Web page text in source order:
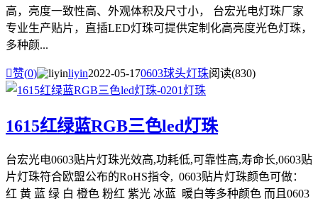
高，亮度一致性高、外观体积及尺寸小， 台宏光电灯珠厂家
专业生产贴片，直插LED灯珠可提供定制化高亮度光色灯珠，
多种颜...
赞(0) liyin2022-05-170603球头灯珠阅读(830)
1615红绿蓝RGB三色led灯珠
台宏光电0603贴片灯珠光效高,功耗低,可靠性高,寿命长,0603贴
片灯珠符合欧盟公布的RoHS指令, 0603贴片灯珠颜色可做：
红 黄 蓝 绿 白 橙色 粉红 紫光 冰蓝 暖白等多种颜色 而且0603